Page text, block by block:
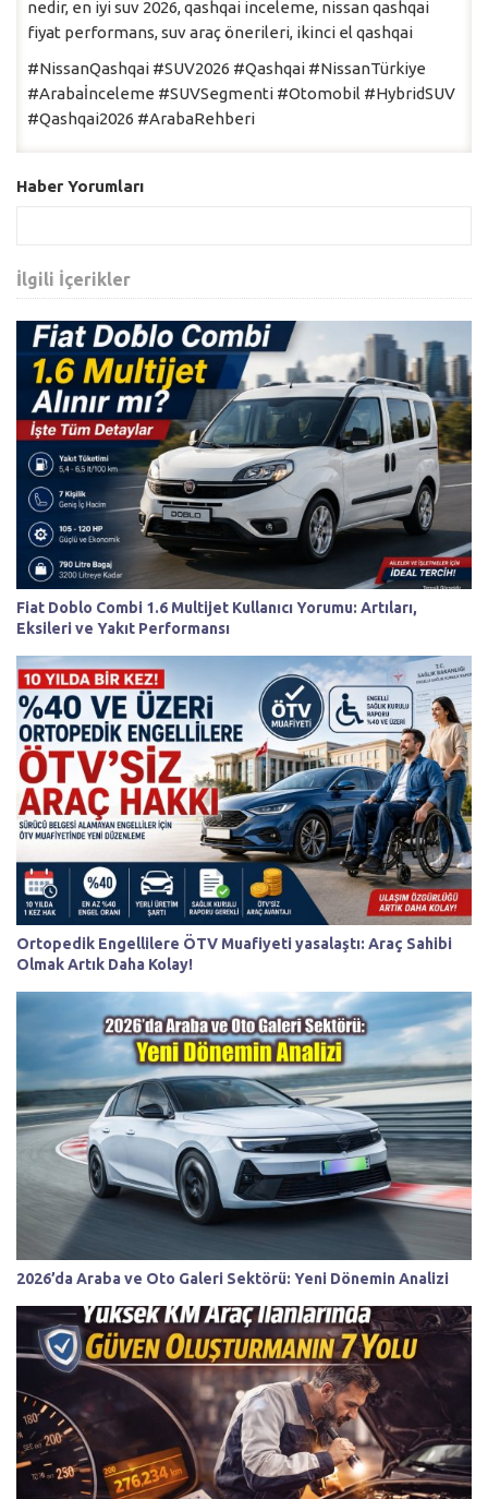
nedir, en iyi suv 2026, qashqai inceleme, nissan qashqai
fiyat performans, suv araç önerileri, ikinci el qashqai
#NissanQashqai #SUV2026 #Qashqai #NissanTürkiye
#Arabaİnceleme #SUVSegmenti #Otomobil #HybridSUV
#Qashqai2026 #ArabaRehberi
Haber Yorumları
İlgili İçerikler
Fiat Doblo Combi 1.6 Multijet Kullanıcı Yorumu: Artıları,
Eksileri ve Yakıt Performansı
Ortopedik Engellilere ÖTV Muafiyeti yasalaştı: Araç Sahibi
Olmak Artık Daha Kolay!
2026’da Araba ve Oto Galeri Sektörü: Yeni Dönemin Analizi